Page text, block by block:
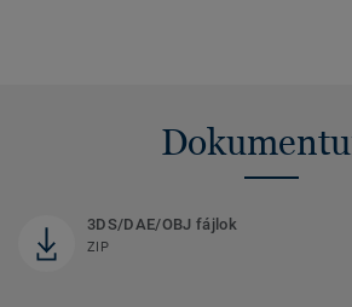
3DS/DAE/OBJ fájlok
ZIP